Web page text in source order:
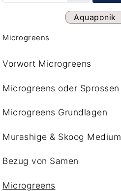
Aquaponik
Microgreens
Vorwort Microgreens
Microgreens oder Sprossen
Microgreens Grundlagen
Murashige & Skoog Medium
Bezug von Samen
Microgreens